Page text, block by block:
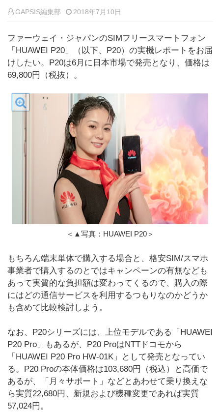
GAPSIS編集部 2018年7月10日
ファーウェイ・ジャパンのSIMフリースマートフォン
「HUAWEI P20」（以下、P20）の実機レポートをお届
けしたい。P20は6月に日本市場で発売となり、価格は
69,800円（税抜）。
＜▲写真：HUAWEI P20＞
もちろん端末単体で購入する場合と、格安SIM/スマホ
事業者で購入するのとではキャンペーンの有無なども
あって実質的な負担額は変わってくるので、購入の際
にはどの通信サービスを利用するつもりなのかどうか
も含めて比較検討しよう。
なお、P20シリーズには、上位モデルである「HUAWEI
P20 Pro」もあるが、P20 ProはNTTドコモから
「HUAWEI P20 Pro HW-01K」として発売となってい
る。P20 Proの本体価格は103,680円（税込）と高価で
あるが、「月々サポート」などとあわせて乗り換えな
ら実質22,680円、新規および機種変更であれば実質
57,024円。